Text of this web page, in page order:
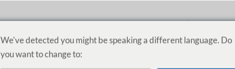
PRODUITS SERVICES ACADÉMIE A
We've detected you might be speaking a different language. Do
you want to change to: